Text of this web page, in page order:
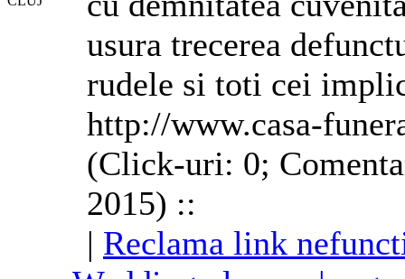
usura trecerea
rudele si toti cei
http://www.casa-
(Click-uri: 0;
2015) ::
| Reclama link